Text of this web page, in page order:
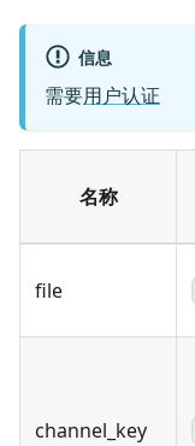
信息
需要用户认证
名称
file
channel_key